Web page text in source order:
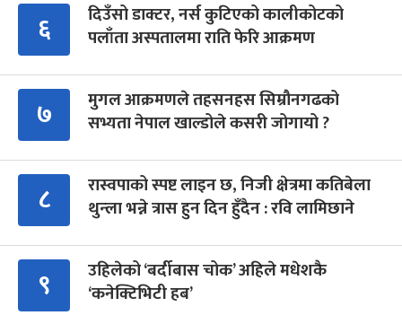
६
दिउँसो डाक्टर, नर्स कुटिएको कालीकोटको
पलाँता अस्पतालमा राति फेरि आक्रमण
७
मुगल आक्रमणले तहसनहस सिम्रौनगढको
सभ्यता नेपाल खाल्डोले कसरी जोगायो ?
८
रास्वपाको स्पष्ट लाइन छ, निजी क्षेत्रमा कतिबेला
थुन्ला भन्ने त्रास हुन दिन हुँदैन : रवि लामिछाने
९
उहिलेको ‘बर्दीबास चोक’ अहिले मधेशकै
‘कनेक्टिभिटी हब’